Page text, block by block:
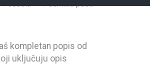
Početna Pasmine pasa
kompletan popis od
uključuju opis